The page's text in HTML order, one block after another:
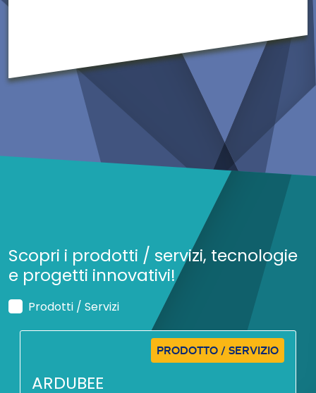
Scopri i prodotti / servizi, tecnologie
e progetti innovativi!
Prodotti / Servizi
PRODOTTO / SERVIZIO
ARDUBEE